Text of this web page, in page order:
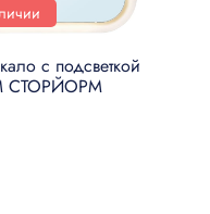
с подсветкой
СТОРЙОРМ